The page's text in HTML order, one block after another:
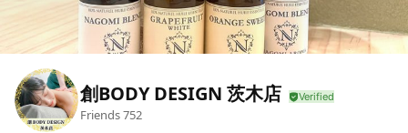
創BODY DESIGN 茨木店
Friends752